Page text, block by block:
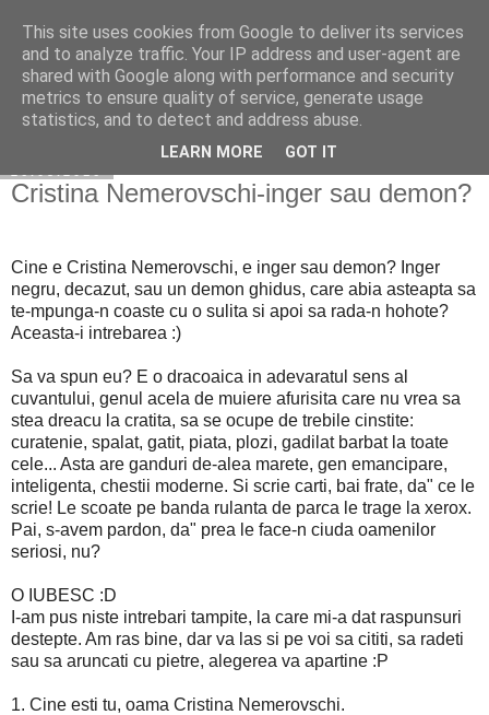
Cuibul cu vipere
Cristina Nemerovschi-inger sau demon?
Cine e Cristina Nemerovschi, e inger sau demon? Inger
negru, decazut, sau un demon ghidus, care abia asteapta sa
te-mpunga-n coaste cu o sulita si apoi sa rada-n hohote?
Aceasta-i intrebarea :)
Sa va spun eu? E o dracoaica in adevaratul sens al
cuvantului, genul acela de muiere afurisita care nu vrea sa
stea dreacu la cratita, sa se ocupe de trebile cinstite:
curatenie, spalat, gatit, piata, plozi, gadilat barbat la toate
cele... Asta are ganduri de-alea marete, gen emancipare,
inteligenta, chestii moderne. Si scrie carti, bai frate, da" ce le
scrie! Le scoate pe banda rulanta de parca le trage la xerox.
Pai, s-avem pardon, da" prea le face-n ciuda oamenilor
seriosi, nu?
O IUBESC :D
I-am pus niste intrebari tampite, la care mi-a dat raspunsuri
destepte. Am ras bine, dar va las si pe voi sa cititi, sa radeti
sau sa aruncati cu pietre, alegerea va apartine :P
1. Cine esti tu, oama Cristina Nemerovschi.
This site uses cookies from Google to deliver its services
and to analyze traffic. Your IP address and user-agent are
shared with Google along with performance and security
metrics to ensure quality of service, generate usage
statistics, and to detect and address abuse.
LEARN MORE GOT IT